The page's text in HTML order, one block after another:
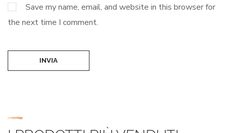
Save my name, email, and website in this browser for
the next time I comment.
INVIA